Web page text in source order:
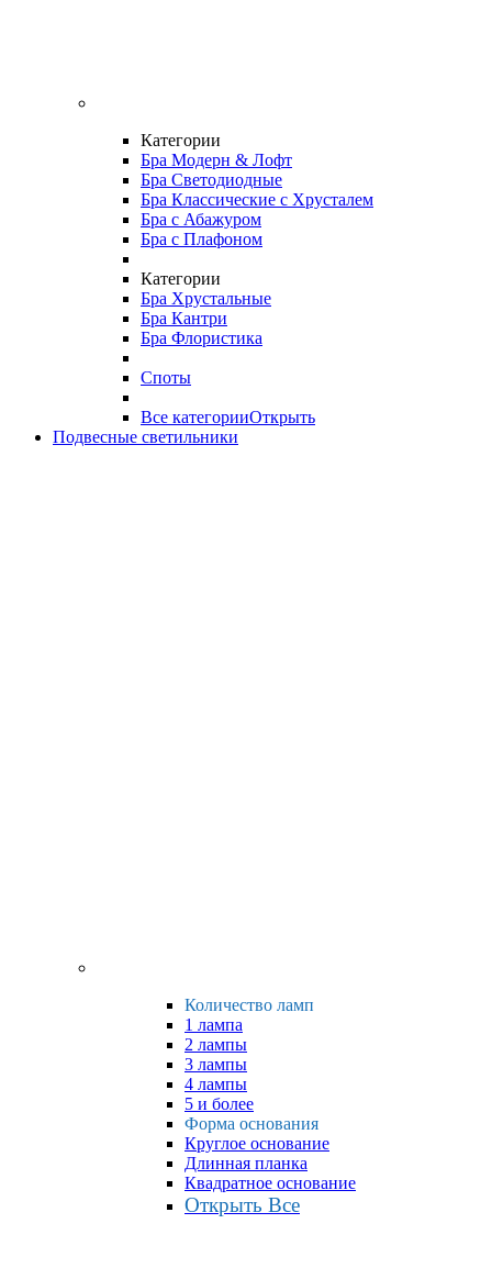
Категории
Бра Модерн & Лофт
Бра Светодиодные
Бра Классические с Хрусталем
Бра с Абажуром
Бра с Плафоном
Категории
Бра Хрустальные
Бра Кантри
Бра Флористика
Споты
Все категорииОткрыть
Подвесные светильники
Количество ламп
1 лампа
2 лампы
3 лампы
4 лампы
5 и более
Форма основания
Круглое основание
Длинная планка
Квадратное основание
Открыть Все